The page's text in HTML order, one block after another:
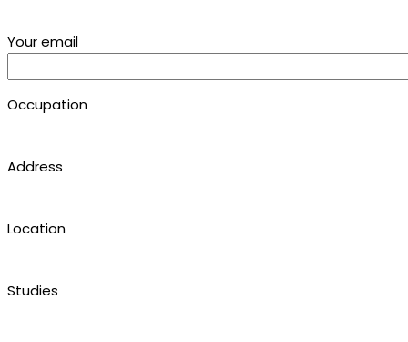
Your email
Occupation
Address
Location
Studies